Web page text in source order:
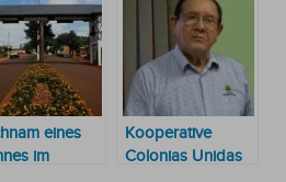
eines
im
Kooperative
Colonias Unidas